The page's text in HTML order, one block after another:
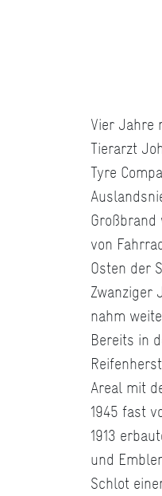
Vier Jahre
Tierarzt
Tyre
von
Osten der
Zwanziger
nahm
Bereits in
Areal mit
1945 fast
1913
und
Schlot